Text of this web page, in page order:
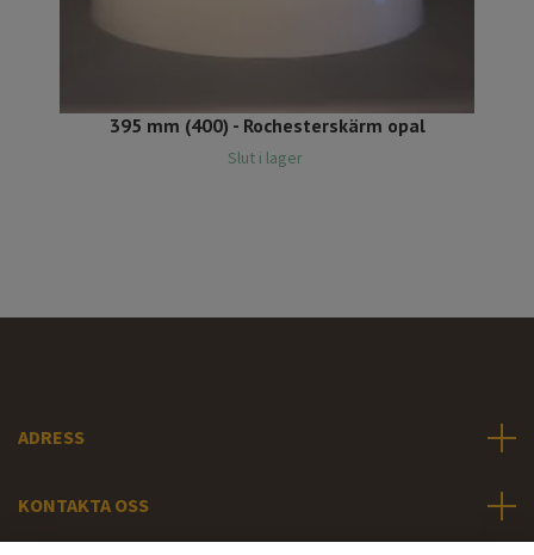
395 mm (400) - Rochesterskärm opal
Slut i lager
ADRESS
KONTAKTA OSS